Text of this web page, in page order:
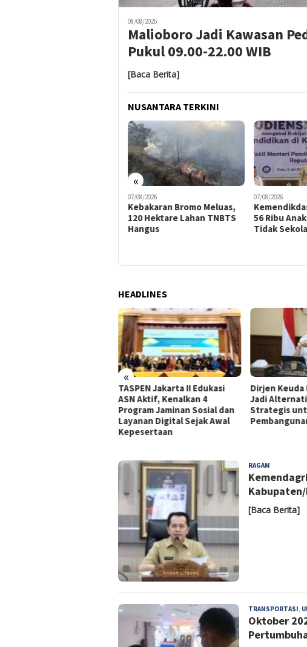
08/08/2026
Malioboro Jadi Kawasan
Pukul 09.00-22.00 WIB
[Baca Berita]
NUSANTARA TERKINI
«
07/08/2026
Kebakaran Bromo Meluas,
120 Hektare Lahan TNBTS
Hangus
07/08/2026
Kemendikdasmen
56 Ribu Anak di
Tidak Sekolah
HEADLINES
«
TASPEN Jakarta II Edukasi
ASN Aktif, Kenalkan 4
Program Jaminan Sosial dan
Layanan Digital Sejak Awal
Kepesertaan
Dirjen Keuda Fatoni:
Jadi Alternatif
Strategis untuk
Pembangunan Daerah
NUSANTARA
RAGAM
[Baca Berita]
TRANSPORTASI,
Oktober